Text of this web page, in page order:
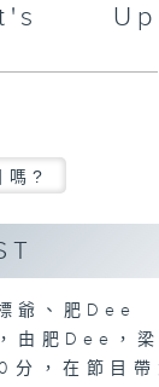
Up
嗎?
爺、肥Dee
肥Dee，梁
分，在節目帶